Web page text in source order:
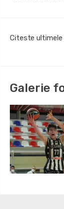
Citeste ultimele
Galerie